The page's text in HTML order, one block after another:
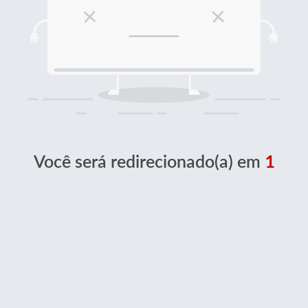
Você será redirecionado(a) em 1